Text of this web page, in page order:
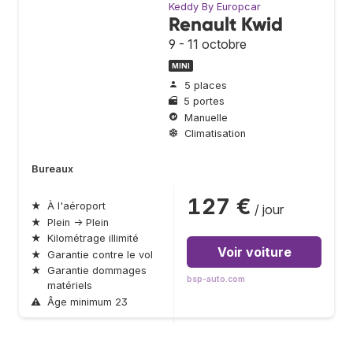
Keddy By Europcar
Renault Kwid
9 - 11 octobre
MINI
5 places
5 portes
Manuelle
Climatisation
Bureaux
★ À l'aéroport
★ Plein → Plein
★ Kilométrage illimité
★ Garantie contre le vol
★ Garantie dommages
matériels
⚠ Âge minimum 23
127 € / jour
Voir voiture
bsp-auto.com